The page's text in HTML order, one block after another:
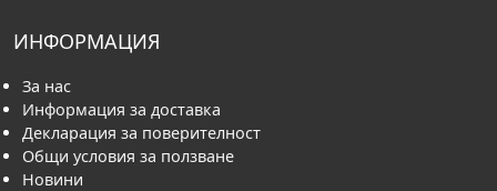
ИНФОРМАЦИЯ
За нас
Информация за доставка
Декларация за поверителност
Общи условия за ползване
Новини